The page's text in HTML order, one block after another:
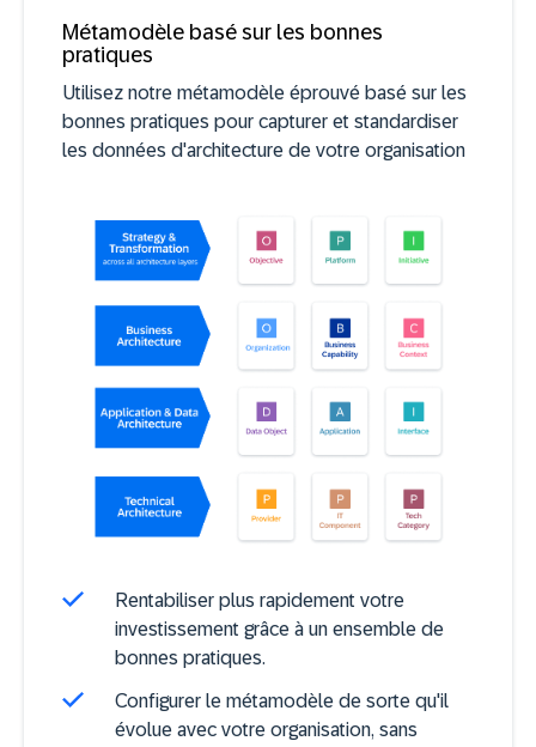
Métamodèle basé sur les bonnes
pratiques
Utilisez notre métamodèle éprouvé basé sur les
bonnes pratiques pour capturer et standardiser
les données d'architecture de votre organisation
Rentabiliser plus rapidement votre
investissement grâce à un ensemble de
bonnes pratiques.
Configurer le métamodèle de sorte qu'il
évolue avec votre organisation, sans